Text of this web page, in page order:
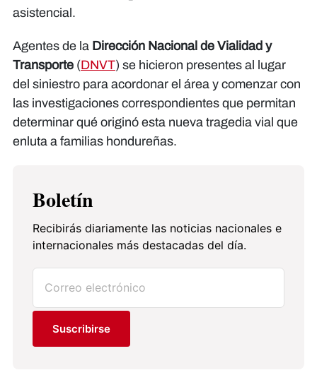
asistencial.
Agentes de la Dirección Nacional de Vialidad y
Transporte (DNVT) se hicieron presentes al lugar
del siniestro para acordonar el área y comenzar con
las investigaciones correspondientes que permitan
determinar qué originó esta nueva tragedia vial que
enluta a familias hondureñas.
Boletín
Recibirás diariamente las noticias nacionales e
internacionales más destacadas del día.
Suscribirse